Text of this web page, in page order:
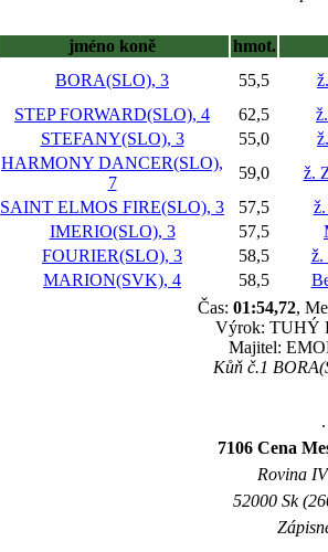
jméno koně
hmot.
BORA(SLO), 3 55,5
STEP FORWARD(SLO), 4 62,5
STEFANY(SLO), 3 55,0
HARMONY DANCER(SLO),
7
59,0
ž.
SAINT ELMOS FIRE(SLO), 3 57,5
IMERIO(SLO), 3 57,5
FOURIER(SLO), 3 58,5
ž.
MARION(SVK), 4 58,5
Čas: 01:54,72,
Výrok: TUHÝ
Majitel:
Kůň č.1
7106 Cena
Rovina
52000 Sk